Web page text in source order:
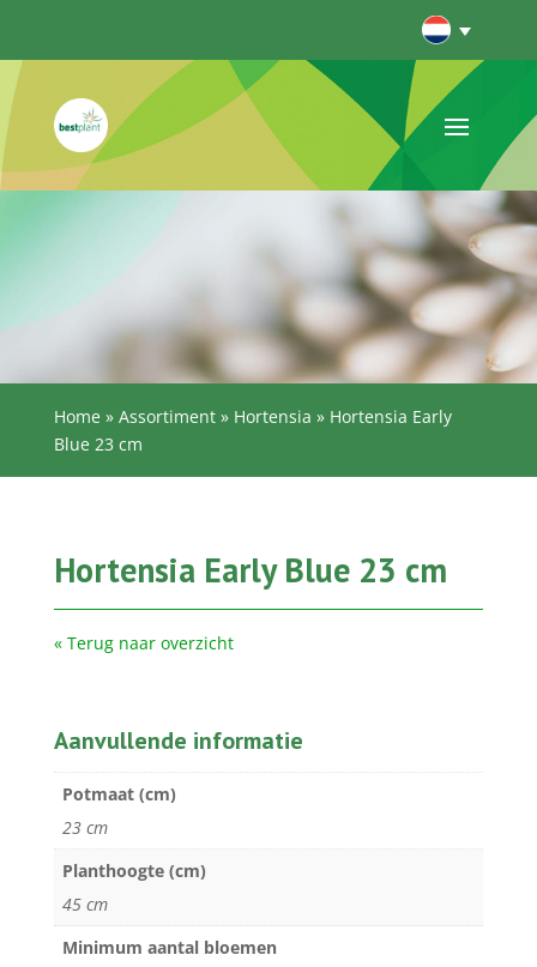
Home » Assortiment» Hortensia » Hortensia Early
Blue 23 cm
Hortensia Early Blue 23 cm
« Terug naar overzicht
Aanvullende informatie
Potmaat (cm)
23 cm
Planthoogte (cm)
45 cm
Minimum aantal bloemen